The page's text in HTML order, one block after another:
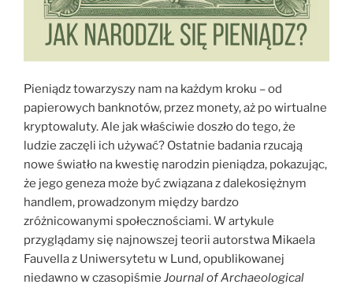
Pieniądz towarzyszy nam na każdym kroku – od
papierowych banknotów, przez monety, aż po wirtualne
kryptowaluty. Ale jak właściwie doszło do tego, że
ludzie zaczęli ich używać? Ostatnie badania rzucają
nowe światło na kwestię narodzin pieniądza, pokazując,
że jego geneza może być związana z dalekosiężnym
handlem, prowadzonym między bardzo
zróżnicowanymi społecznościami. W artykule
przyglądamy się najnowszej teorii autorstwa Mikaela
Fauvella z Uniwersytetu w Lund, opublikowanej
niedawno w czasopiśmie Journal of Archaeological